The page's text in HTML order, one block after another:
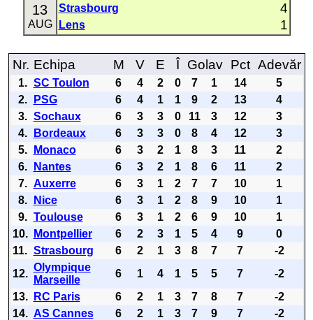
13
AUG
Strasbourg 4
Lens 1
Nr. Echipa M V E Î Golav Pct Adevăr
1. SC Toulon 6 4 2 0 7 1 14
5
2.
PSG 6 4 1 1 9 2 13
4
3. Sochaux 6 3 3 0 11 3 12
3
4.
Bordeaux 6 3 3 0 8 4 12
3
5.
Monaco 6 3 2 1 8 3 11
2
6.
Nantes 6 3 2 1 8 6 11
2
7. Auxerre 6 3 1 2 7 7 10
1
8.
Nice 6 3 1 2 8 9 10
1
9. Toulouse 6 3 1 2 6 9 10
1
10.
Montpellier 6 2 3 1 5 4 9
0
11. Strasbourg 6 2 1 3 8 7 7
-2
12.
Olympique
Marseille
6 1 4 1 5 5 7
-2
13.
RC Paris 6 2 1 3 7 8 7
-2
14. AS Cannes 6 2 1 3 7 9 7
-2